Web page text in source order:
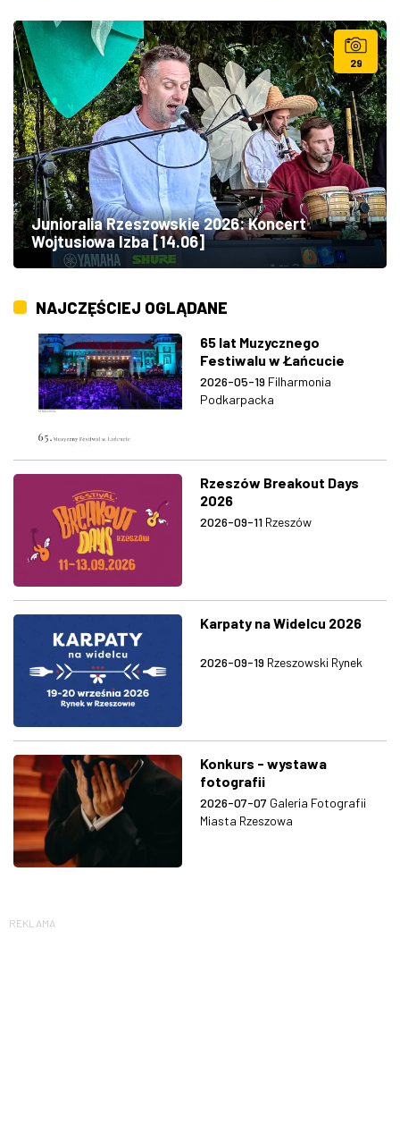
29
Junioralia Rzeszowskie 2026: Koncert
Wojtusiowa Izba [14.06]
NAJCZĘŚCIEJ OGLĄDANE
65 lat Muzycznego
Festiwalu w Łańcucie
2026-05-19 Filharmonia
Podkarpacka
Rzeszów Breakout Days
2026
2026-09-11 Rzeszów
Karpaty na Widelcu 2026
2026-09-19 Rzeszowski Rynek
Konkurs - wystawa
fotografii
2026-07-07 Galeria Fotografii
Miasta Rzeszowa
REKLAMA